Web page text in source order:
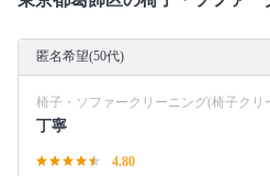
匿名希望(50代)
椅子・ソファークリーニング(椅子クリ
丁寧
4.80